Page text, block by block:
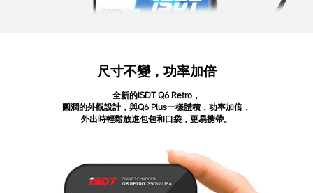
尺寸不變，功率加倍
全新的ISDT Q6 Retro，
圓潤的外觀設計，與Q6 Plus一樣體積，功率加倍，
外出時輕鬆放進包包和口袋，更易携帶。